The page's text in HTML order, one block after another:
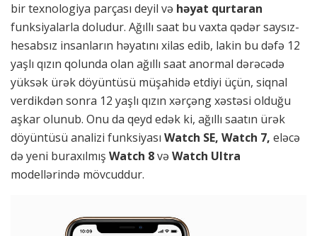
bir texnologiya parçası deyil və həyat qurtaran
funksiyalarla doludur. Ağıllı saat bu vaxta qədər saysız-
hesabsız insanların həyatını xilas edib, lakin bu dəfə 12
yaşlı qızın qolunda olan ağıllı saat anormal dərəcədə
yüksək ürək döyüntüsü müşahidə etdiyi üçün, siqnal
verdikdən sonra 12 yaşlı qızın xərçəng xəstəsi olduğu
aşkar olunub. Onu da qeyd edək ki, ağıllı saatın ürək
döyüntüsü analizi funksiyası Watch SE, Watch 7, eləcə
də yeni buraxılmış Watch 8və Watch Ultra
modellərində mövcuddur.